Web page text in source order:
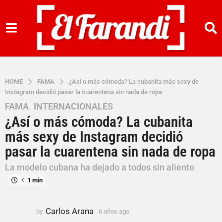
HOME FAMA
¿Así o más cómoda? La cubanita más sexy de
Instagram decidió pasar la cuarentena sin nada de ropa
6
a
ñ
o
s
a
FAMA ,INTERNACIONALES
¿Así o más cómoda? La cubanita
más sexy de Instagram decidió
pasar la cuarentena sin nada de ropa
La modelo cubana ha dejado a todos sin aliento
1 min
by Carlos Arana 6 años ago